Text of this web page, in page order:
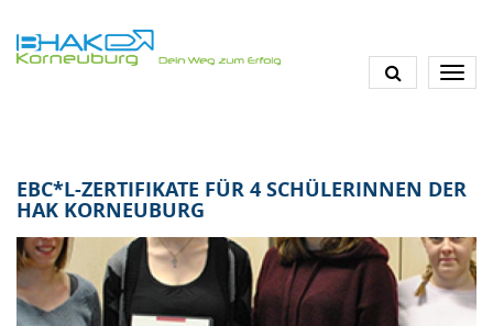
zum
Inhalt
EBC*L-ZERTIFIKATE FÜR 4 SCHÜLERINNEN DER
HAK KORNEUBURG